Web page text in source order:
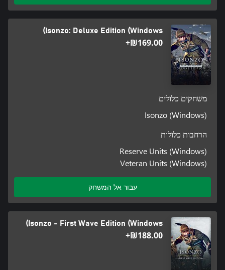
Isonzo: Deluxe Edition (Windows)
‪₪‎169.00‬+
משחקים כלולים
Isonzo (Windows)
הרחבות כלולות
Reserve Units (Windows)
Veteran Units (Windows)
עבור אל המשחק
Isonzo - First Wave Edition (Windows)
‪₪‎188.00‬+